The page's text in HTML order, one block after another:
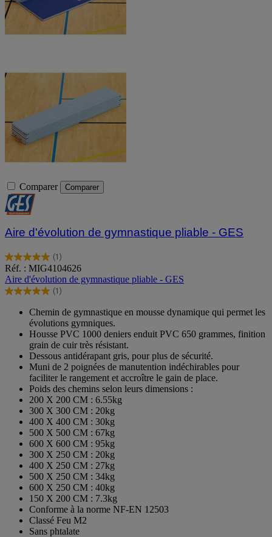
Comparer Comparer
Aire d'évolution de gymnastique pliable - GES
(1)
5.0
sur
5
étoiles.
avis
Réf. : MIG4104626
Aire d'évolution de gymnastique pliable - GES
(1)
5.0
étoiles.
Chemin de gymnastique en mousse dynamique qui permet les
évolutions gymniques.
Housse PVC 1000 deniers enduit PVC 650 grammes, finition
grain de cuir très résistant.
Dessous antidérapant gris, pour plus de sécurité.
Muni de 2 poignées de manutention indéchirables pour
faciliter le rangement et accroître le gain de place.
Poids des chemins selon leurs dimensions :
200 X 200 CM : 6.55kg
300 X 300 CM : 20kg
400 X 400 CM : 30kg
500 X 500 CM : 67kg
600 X 600 CM : 95kg
300 X 250 CM : 20kg
400 X 250 CM : 27kg
500 X 250 CM : 34kg
600 X 250 CM : 40kg
150 X 200 CM : 7.3kg
Conforme à la norme NF-EN 12503
Classé Feu M2
Sans phtalate